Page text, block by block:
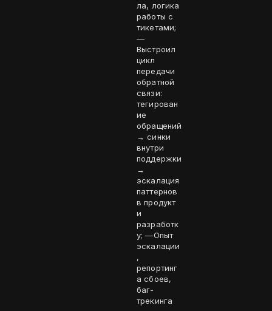
ла, логика
работы с
тикетами;
—
Выстроил
цикл
передачи
обратной
связи:
тегирован
ие
обращений
→ синки
внутри
поддержки
→
эскалация
паттернов
в продукт
и
разработк
у; —Опыт
эскалации
,
репортинг
а сбоев,
баг-
трекинга